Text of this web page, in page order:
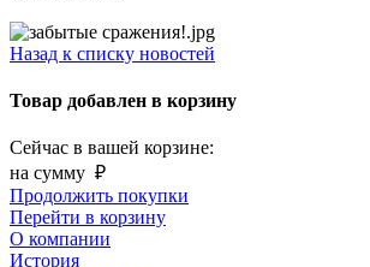
Назад к списку новостей
Товар добавлен в корзину
Сейчас в вашей корзине:
на сумму ₽
Продолжить покупки
Перейти в корзину
О компании
История